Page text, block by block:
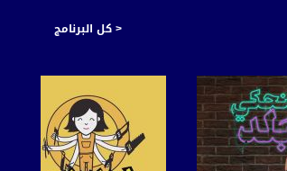
< كل البرنامج